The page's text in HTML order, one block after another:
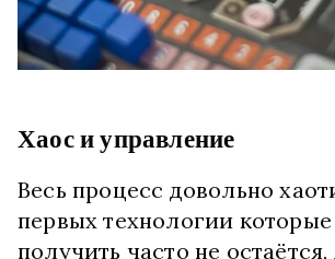
Хаос и управление
Весь процесс довольно
первых технологии которые
получить часто не остаётся,